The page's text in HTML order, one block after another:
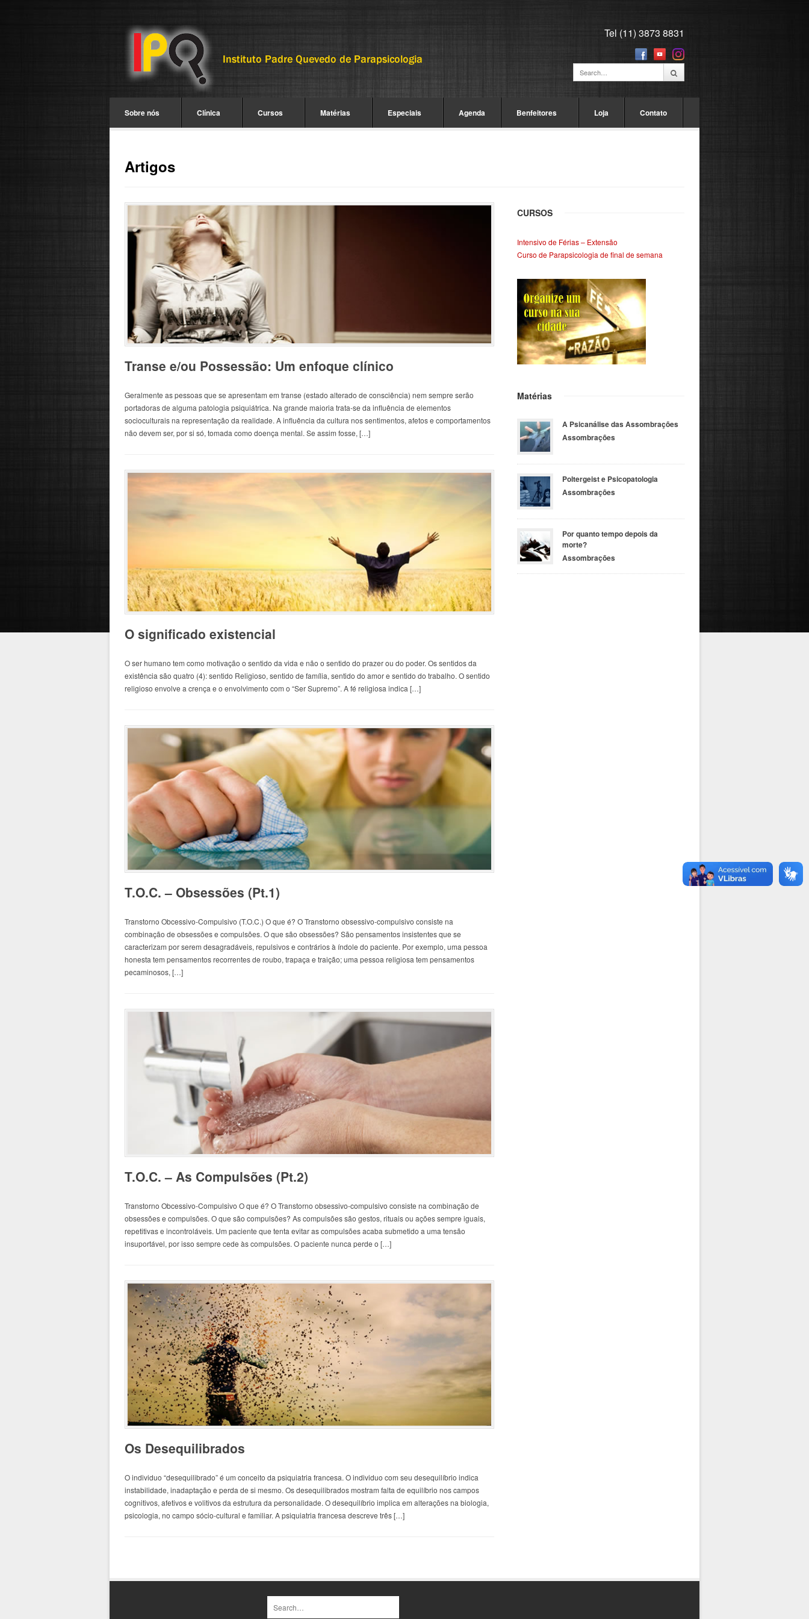
Tel (11) 3873 8831
Sobre nós Clínica Cursos Matérias Especiais Agenda Benfeitores Loja Contato
Artigos
Transe e/ou Possessão: Um enfoque clínico
Geralmente as pessoas que se apresentam em transe (estado alterado de consciência) nem sempre serão
portadoras de alguma patologia psiquiátrica. Na grande maioria trata-se da influência de elementos
socioculturais na representação da realidade. A influência da cultura nos sentimentos, afetos e comportamentos
não devem ser, por si só, tomada como doença mental. Se assim fosse, […]
O significado existencial
O ser humano tem como motivação o sentido da vida e não o sentido do prazer ou do poder. Os sentidos da
existência são quatro (4): sentido Religioso, sentido de família, sentido do amor e sentido do trabalho. O sentido
religioso envolve a crença e o envolvimento com o “Ser Supremo”. A fé religiosa indica […]
T.O.C. – Obsessões (Pt.1)
Transtorno Obcessivo-Compulsivo (T.O.C.) O que é? O Transtorno obsessivo-compulsivo consiste na
combinação de obsessões e compulsões. O que são obsessões? São pensamentos insistentes que se
caracterizam por serem desagradáveis, repulsivos e contrários à índole do paciente. Por exemplo, uma pessoa
honesta tem pensamentos recorrentes de roubo, trapaça e traição; uma pessoa religiosa tem pensamentos
pecaminosos, […]
T.O.C. – As Compulsões (Pt.2)
Transtorno Obcessivo-Compulsivo O que é? O Transtorno obsessivo-compulsivo consiste na combinação de
obsessões e compulsões. O que são compulsões? As compulsões são gestos, rituais ou ações sempre iguais,
repetitivas e incontroláveis. Um paciente que tenta evitar as compulsões acaba submetido a uma tensão
insuportável, por isso sempre cede às compulsões. O paciente nunca perde o […]
Os Desequilibrados
O individuo “desequilibrado” é um conceito da psiquiatria francesa. O individuo com seu desequilíbrio indica
instabilidade, inadaptação e perda de si mesmo. Os desequilibrados mostram falta de equilíbrio nos campos
cognitivos, afetivos e volitivos da estrutura da personalidade. O desequilíbrio implica em alterações na biologia,
psicologia, no campo sócio-cultural e familiar. A psiquiatria francesa descreve três […]
CURSOS
Intensivo de Férias – Extensão
Curso de Parapsicologia de final de semana
Matérias
A Psicanálise das Assombrações
Assombrações
Poltergeist e Psicopatologia
Assombrações
Por quanto tempo depois da
morte?
Assombrações